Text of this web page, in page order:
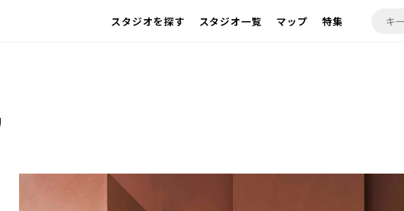
スタジオを探す
すべての選択肢からスタジオを探す
スタジオ一覧 マップ 特集